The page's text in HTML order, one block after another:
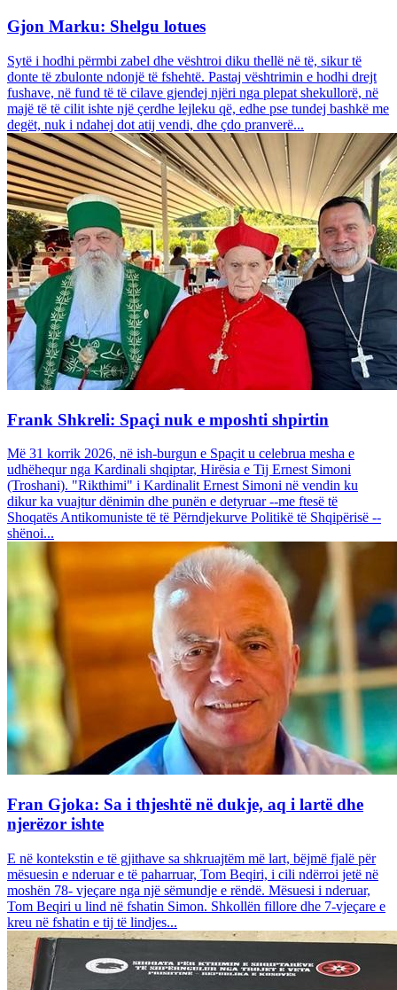
Gjon Marku: Shelgu lotues
Sytë i hodhi përmbi zabel dhe vështroi diku thellë në të, sikur të
donte të zbulonte ndonjë të fshehtë. Pastaj vështrimin e hodhi drejt
fushave, në fund të të cilave gjendej njëri nga plepat shekullorë, në
majë të të cilit ishte një çerdhe lejleku që, edhe pse tundej bashkë me
degët, nuk i ndahej dot atij vendi, dhe çdo pranverë...
Frank Shkreli: Spaçi nuk e mposhti shpirtin
Më 31 korrik 2026, në ish-burgun e Spaçit u celebrua mesha e
udhëhequr nga Kardinali shqiptar, Hirësia e Tij Ernest Simoni
(Troshani). "Rikthimi" i Kardinalit Ernest Simoni në vendin ku
dikur ka vuajtur dënimin dhe punën e detyruar --me ftesë të
Shoqatës Antikomuniste të të Përndjekurve Politikë të Shqipërisë --
shënoi...
Fran Gjoka: Sa i thjeshtë në dukje, aq i lartë dhe
njerëzor ishte
E në kontekstin e të gjithave sa shkruajtëm më lart, bëjmë fjalë për
mësuesin e nderuar e të paharruar, Tom Beqiri, i cili ndërroi jetë në
moshën 78- vjeçare nga një sëmundje e rëndë. Mësuesi i nderuar,
Tom Beqiri u lind në fshatin Simon. Shkollën fillore dhe 7-vjeçare e
kreu në fshatin e tij të lindjes...